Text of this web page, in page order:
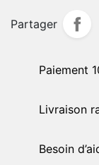
Partager
Paiement
Livraison
Besoin